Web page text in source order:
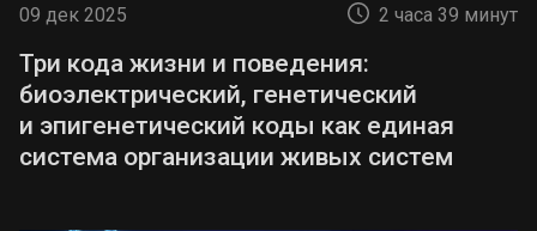
ЛЭП. Потери в электросетях высоки (18–
25% против норматива ~8%), из-за чего
наблюдаются отключения.
Распределительные сети устарели;
среднее время отключения (SAIDI)
09 дек 2025 2 часа 39 минут
Три кода жизни и поведения:
биоэлектрический, генетический
и эпигенетический коды как единая
система организации живых систем